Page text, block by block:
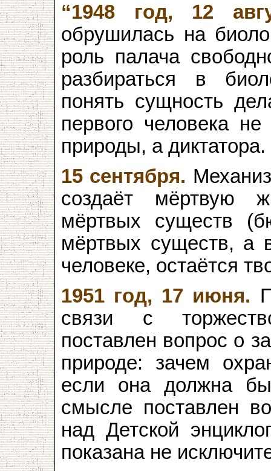
“1948 год, 12
обрушилась на
роль палача
разбираться в
понять сущность
первого человека
природы, а диктатора.
15 сентября.
создаёт мёртвую
мёртвых существ
мёртвых существ, а
человеке, остаётся
1951 год, 17 июня.
связи с
поставлен вопрос о
природе: зачем
если она должна
смысле поставлен
над Детской
показана не